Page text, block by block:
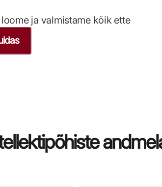
ja valmistame kõik ette